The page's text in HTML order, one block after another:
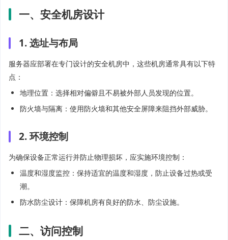
一、安全机房设计
1. 选址与布局
服务器应部署在专门设计的安全机房中，这些机房通常具有以下特
点：
地理位置：选择相对偏僻且不易被外部人员发现的位置。
防火墙与隔离：使用防火墙和其他安全屏障来阻挡外部威胁。
2. 环境控制
为确保设备正常运行并防止物理损坏，应实施环境控制：
温度和湿度监控：保持适宜的温度和湿度，防止设备过热或受
潮。
防水防尘设计：保障机房有良好的防水、防尘设施。
二、访问控制